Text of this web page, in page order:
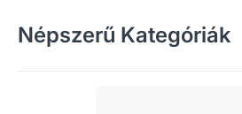
Népszerű Kategóriák